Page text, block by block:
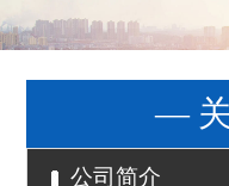
—
公司简介